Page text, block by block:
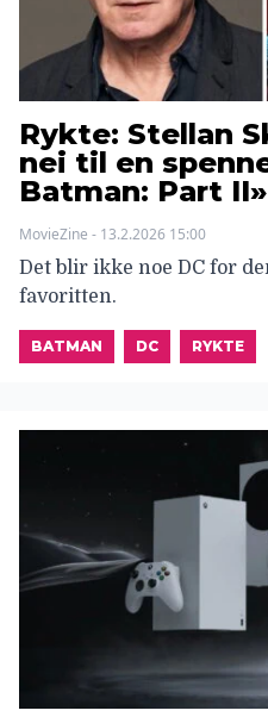
Rykte: Stellan
nei til en
Batman: Part II»
MovieZine - 13.2.2026 15:00
Det blir ikke noe DC for
favoritten.
BATMAN DC RYKTE